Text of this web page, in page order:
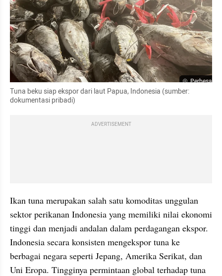
Perbesar
Tuna beku siap ekspor dari laut Papua, Indonesia (sumber:
dokumentasi pribadi)
ADVERTISEMENT
Ikan tuna merupakan salah satu komoditas unggulan
sektor perikanan Indonesia yang memiliki nilai ekonomi
tinggi dan menjadi andalan dalam perdagangan ekspor.
Indonesia secara konsisten mengekspor tuna ke
berbagai negara seperti Jepang, Amerika Serikat, dan
Uni Eropa. Tingginya permintaan global terhadap tuna